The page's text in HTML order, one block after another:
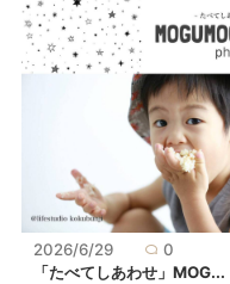
2026/6/29
0
「たべてしあわせ」MOG...